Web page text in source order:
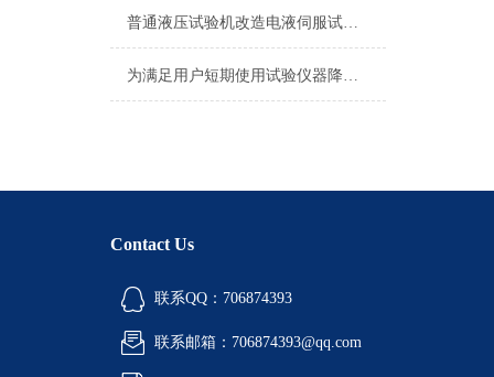
普通液压试验机改造电液伺服试验机方案
为满足用户短期使用试验仪器降低成本现有仪器租赁部
Contact Us
联系QQ：706874393
联系邮箱：706874393@qq.com